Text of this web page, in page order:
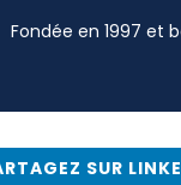
Fondée en 1997 et
SUR